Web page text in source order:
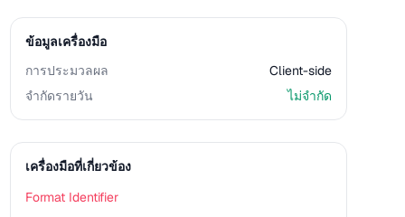
ข้อมูลเครื่องมือ
การประมวลผล
Client-side
จำกัดรายวัน
ไม่จำกัด
เครื่องมือที่เกี่ยวข้อง
Format Identifier